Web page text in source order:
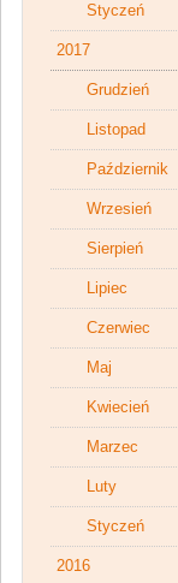
Styczeń
2017
Grudzień
Listopad
Październik
Wrzesień
Sierpień
Lipiec
Czerwiec
Maj
Kwiecień
Marzec
Luty
Styczeń
2016